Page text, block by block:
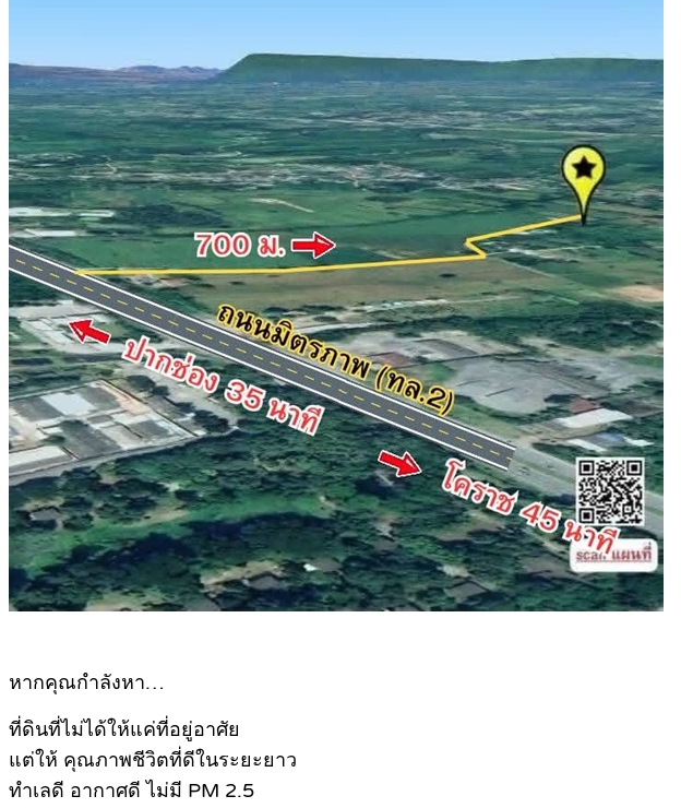
หากคุณกำลังหา…
ที่ดินที่ไม่ได้ให้แค่ที่อยู่อาศัย
แต่ให้ คุณภาพชีวิตที่ดีในระยะยาว
ทำเลดี อากาศดี ไม่มี PM 2.5